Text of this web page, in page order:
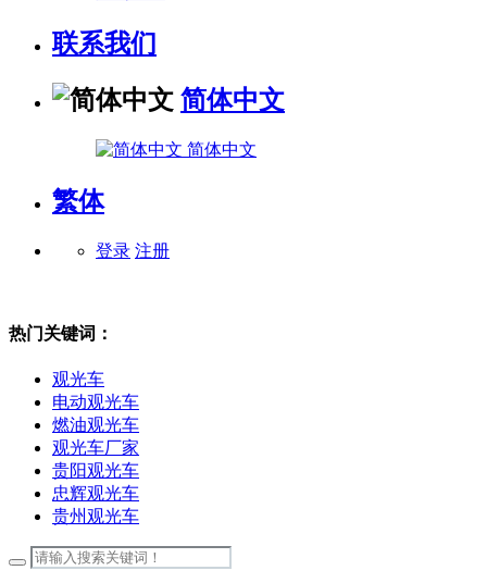
联系我们
简体中文
简体中文
繁体
登录 注册
热门关键词：
观光车
电动观光车
燃油观光车
观光车厂家
贵阳观光车
忠辉观光车
贵州观光车